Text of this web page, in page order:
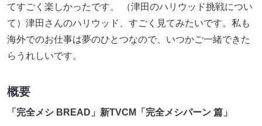
てすごく楽しかったです。 （津田のハリウッド挑戦につい
て）津田さんのハリウッド、すごく見てみたいです。私も
海外でのお仕事は夢のひとつなので、いつかご一緒できた
らうれしいです。
概要
「完全メシ BREAD」新TVCM「完全メシパーン 篇」